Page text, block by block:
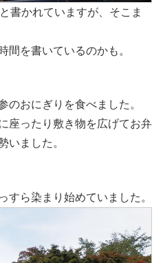
書かれていますが、そこま
間を書いているのかも。
のおにぎりを食べました。
座ったり敷き物を広げてお弁
いました。
すら染まり始めていました。